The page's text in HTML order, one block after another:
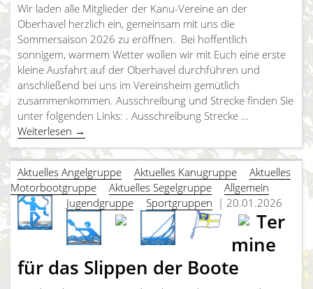
Wir laden alle Mitglieder der Kanu-Vereine an der
Oberhavel herzlich ein, gemeinsam mit uns die
Sommersaison 2026 zu eröffnen. Bei hoffentlich
sonnigem, warmem Wetter wollen wir mit Euch eine erste
kleine Ausfahrt auf der Oberhavel durchführen und
anschließend bei uns im Vereinsheim gemütlich
zusammenkommen. Ausschreibung und Strecke finden Sie
unter folgenden Links: . Ausschreibung Strecke …
Weiterlesen →
Aktuelles Angelgruppe Aktuelles Kanugruppe
Aktuelles
Motorbootgruppe
Aktuelles Segelgruppe
Allgemein
Jugendgruppe
Sportgruppen | 20.01.2026
Ter
mine
für das Slippen der Boote